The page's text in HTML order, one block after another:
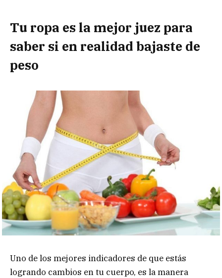
Tu ropa es la mejor juez para
saber si en realidad bajaste de
peso
Uno de los mejores indicadores de que estás
logrando cambios en tu cuerpo, es la manera